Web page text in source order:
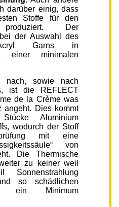
darüber einig, dass
Stoffe für den
produziert. Der
der Auswahl des
Acryl Garns in
einer minimalen
nach, sowie nach
ist die REFLECT
de la Crème was
angeht. Dies kommt
Aluminium
wodurch der Stoff
mit eine
von
Die Thermische
zu keiner weil
so schädlichen
ein Minimum